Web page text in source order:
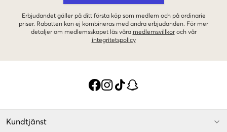
Erbjudandet gäller på ditt första köp som medlem och på ordinarie
priser. Rabatten kan ej kombineras med andra erbjudanden. För mer
detaljer om medlemsskapet läs våra medlemsvillkor och vår
integritetspolicy
Kundtjänst